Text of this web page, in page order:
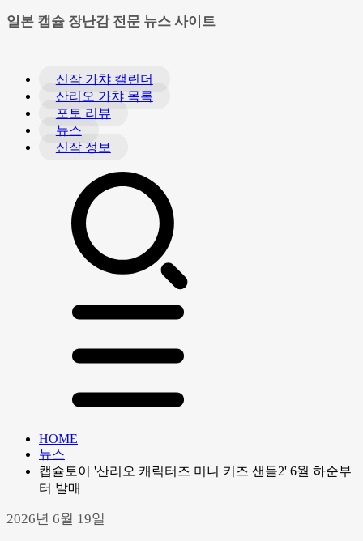
일본 캡슐 장난감 전문 뉴스 사이트
신작 가챠 캘린더
산리오 가챠 목록
포토 리뷰
뉴스
신작 정보
HOME
뉴스
캡슐토이 '산리오 캐릭터즈 미니 키즈 샌들2' 6월 하순부
터 발매
2026년 6월 19일